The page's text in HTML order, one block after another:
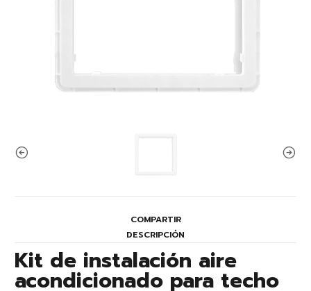
COMPARTIR
DESCRIPCIÓN
Kit de instalación aire
acondicionado para techo